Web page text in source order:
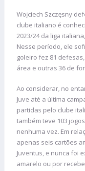
Wojciech Szczęsny
clube italiano é
2023/24 da liga
Nesse período, ele
goleiro fez 81
área e outras 36 de
Ao considerar, no
Juve até a última
partidas pelo clube
também teve 103
nenhuma vez. Em
apenas seis cartões
Juventus, e nunca foi
amarelo ou por